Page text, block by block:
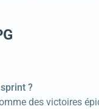
?
des victoires